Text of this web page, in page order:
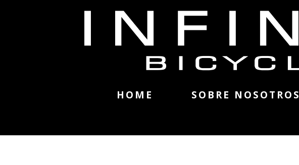
HOME SOBRE NOSOTROS